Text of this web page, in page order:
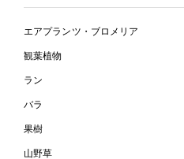
エアプランツ・ブロメリア
観葉植物
ラン
バラ
果樹
山野草